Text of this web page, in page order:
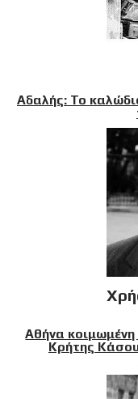
Αδαλής: Το
Αθήνα
Κρήτης